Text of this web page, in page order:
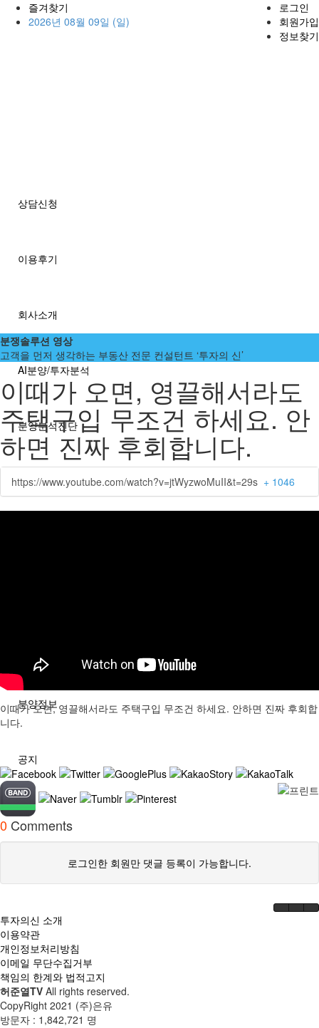
즐겨찾기
2026년 08월 09일 (일)
로그인
회원가입
정보찾기
상담신청
이용후기
회사소개
AI분양/투자분석
분양분석진단
분양 단체계약 서비스
분양정보
공지
분쟁솔루션 영상
고객을 먼저 생각하는 부동산 전문 컨설턴트 ‘투자의 신’
이때가 오면, 영끌해서라도
주택구입 무조건 하세요. 안
하면 진짜 후회합니다.
https://www.youtube.com/watch?v=jtWyzwoMuII&t=29s + 1046
이때가 오면, 영끌해서라도 주택구입 무조건 하세요. 안하면 진짜 후회합
니다.
0 Comments
로그인한 회원만 댓글 등록이 가능합니다.
투자의신 소개
이용약관
개인정보처리방침
이메일 무단수집거부
책임의 한계와 법적고지
허준열TV All rights reserved.
CopyRight 2021 (주)은유
방문자 : 1,842,721 명